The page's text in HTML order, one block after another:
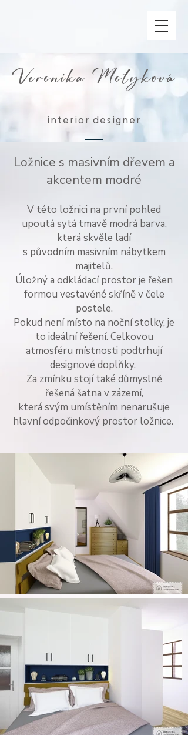
Veronika Motyková
interior designer
Ložnice s masivním dřevem a
akcentem modré
V této ložnici na první pohled
upoutá sytá tmavě modrá barva,
která skvěle ladí
s původním masivním nábytkem
majitelů.
Úložný a odkládací​ prostor je řešen
formou vestavěné skříně v čele
postele.
Pokud není místo na noční stolky, je
to ideální řešení. Celkovou
atmosféru místnosti podtrhují
designové doplňky.
Za zmínku stojí také důmyslně
řešená šatna v zázemí,
která svým umístěním nenarušuje
hlavní odpočinkový prostor ložnice.